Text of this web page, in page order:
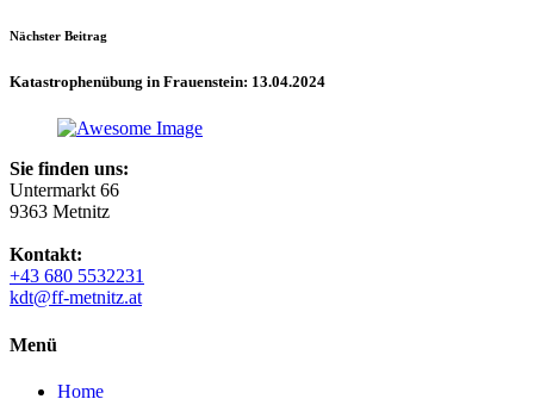
Nächster Beitrag
Katastrophenübung in Frauenstein: 13.04.2024
Sie finden uns:
Untermarkt 66
9363 Metnitz
Kontakt:
+43 680 5532231
kdt@ff-metnitz.at
Menü
Home